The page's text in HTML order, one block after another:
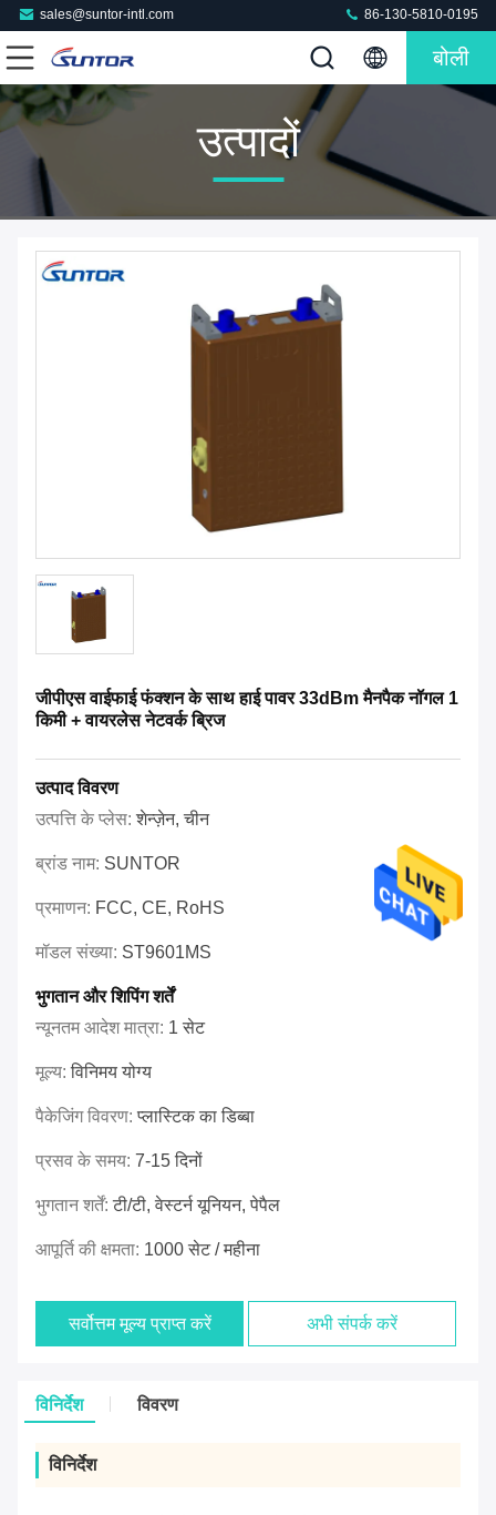
sales@suntor-intl.com 86-130-5810-0195
बोली
उत्पादों
जीपीएस वाईफाई फंक्शन के साथ हाई पावर 33dBm मैनपैक नॉगल 1
किमी + वायरलेस नेटवर्क ब्रिज
उत्पाद विवरण
उत्पत्ति के प्लेस:शेन्ज़ेन, चीन
ब्रांड नाम: SUNTOR
प्रमाणन: FCC, CE, RoHS
मॉडल संख्या: ST9601MS
भुगतान और शिपिंग शर्तें
न्यूनतम आदेश मात्रा: 1 सेट
मूल्य:विनिमय योग्य
पैकेजिंग विवरण:प्लास्टिक का डिब्बा
प्रसव के समय: 7-15 दिनों
भुगतान शर्तें:टी/टी, वेस्टर्न यूनियन, पेपैल
आपूर्ति की क्षमता: 1000 सेट / महीना
सर्वोत्तम मूल्य प्राप्त करें अभी संपर्क करें
विनिर्देश विवरण
विनिर्देश